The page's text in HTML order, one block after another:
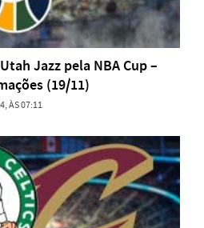
Jazz pela NBA Cup –
(19/11)
ÀS 07:11